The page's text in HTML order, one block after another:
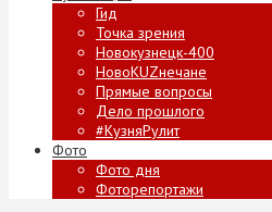
Гид
Точка зрения
Новокузнецк-400
НовоKUZнечане
Прямые вопросы
Дело прошлого
#КузняРулит
Фото
Фото дня
Фоторепортажи